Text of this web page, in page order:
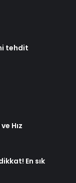
tehdit
Hız
En sık